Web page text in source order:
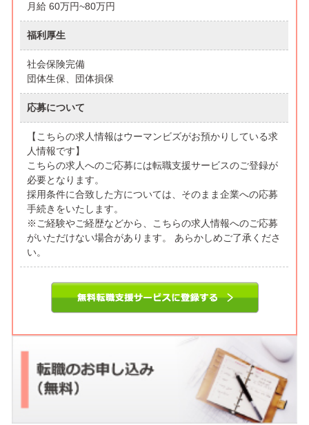
月給 60万円~80万円
福利厚生
社会保険完備
団体生保、団体損保
応募について
【こちらの求人情報はウーマンビズがお預かりしている求
人情報です】
こちらの求人へのご応募には転職支援サービスのご登録が
必要となります。
採用条件に合致した方については、そのまま企業への応募
手続きをいたします。
※ご経験やご経歴などから、こちらの求人情報へのご応募
がいただけない場合があります。 あらかしめご了承くださ
い。